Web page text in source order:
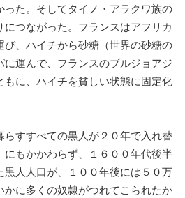
った。そしてタイノ・アラクワ族の
つながった。フランスはアフリカ
び、ハイチから砂糖（世界の砂糖の
に運んで、フランスのブルジョアジ
もに、ハイチを貧しい状態に固定化
すすべての黒人が２０年で入れ替
にもかかわらず、１６００年代後半
黒人人口が、１００年後には５０万
かに多くの奴隷がつれてこられたか